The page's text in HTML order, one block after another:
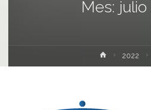
Mes: julio
Inicio2022